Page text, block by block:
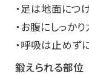
・足は地面につ
・お腹にしっか
・呼吸は止めず
鍛えられる部位